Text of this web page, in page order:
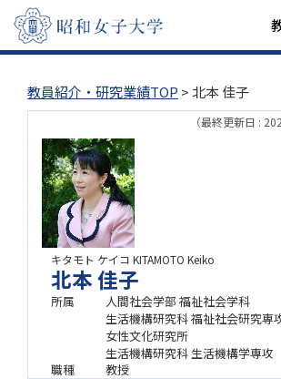
教員紹介・研究業績TOP > 北本 佳子
（最終更新日 :
キタモト ケイコ KITAMOTO Keiko
北本 佳子
所属
人間社会学部 福祉社会学科
生活機構研究科 福祉社会研究専
女性文化研究所
生活機構研究科 生活機構学専攻
職種
教授